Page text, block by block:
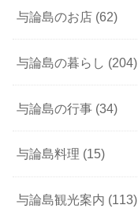
与論島のお店 (62)
与論島の暮らし (204)
与論島の行事 (34)
与論島料理 (15)
与論島観光案内 (113)